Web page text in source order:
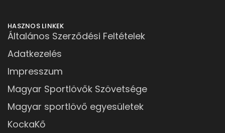
HASZNOS LINKEK
Általános Szerződési Feltételek
Adatkezelés
Impresszum
Magyar Sportlövők Szövetsége
Magyar sportlövő egyesületek
KockaKő